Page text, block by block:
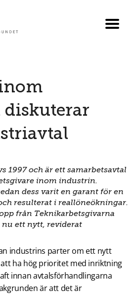
1997 och är ett samarbetsavtal
inom industrin.
dess varit en garant för en
resulterat i reallöneökningar.
från Teknikarbetsgivarna
nu ett nytt, reviderat
industrins parter om ett nytt
ha hög prioritet med inriktning
innan avtalsförhandlingarna
är att det är